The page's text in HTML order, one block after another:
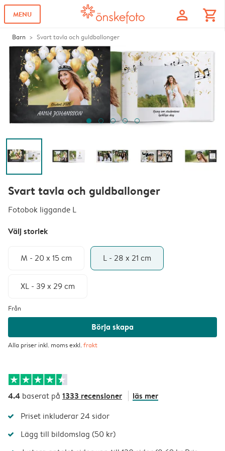
MENU profile shopping_cart
Barn Svart tavla och guldballonger
Svart tavla och guldballonger
Fotobok liggande L
Välj storlek
M - 20 x 15 cm L - 28 x 21 cm
XL - 39 x 29 cm
Från
Börja skapa
Alla priser inkl. moms exkl.frakt
4.4 baserat på 1333 recensioner läs mer
Priset inkluderar 24 sidor
Lägg till bildomslag (50 kr)